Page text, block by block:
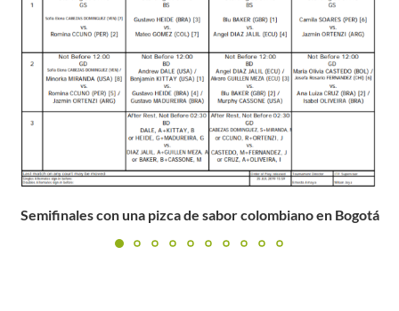
Inscríbete en el Torneo ITF Senior Los Coches